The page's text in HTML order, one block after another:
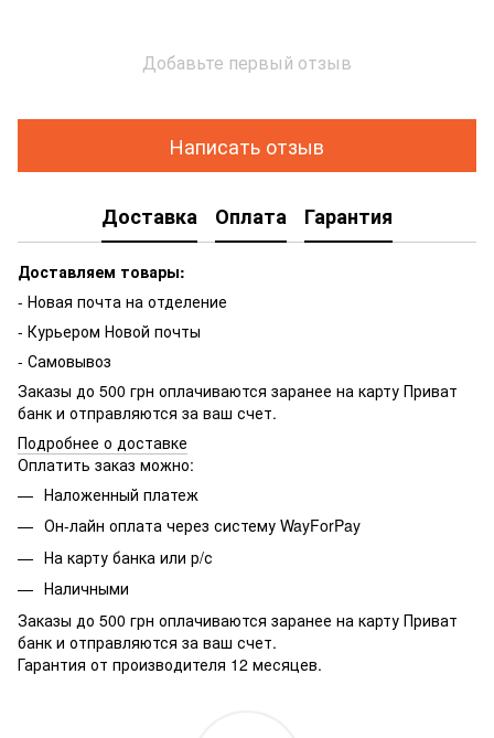
Добавьте первый отзыв
Написать отзыв
Доставка Оплата Гарантия
Доставляем товары:
- Новая почта на отделение
- Курьером Новой почты
- Самовывоз
Заказы до 500 грн оплачиваются заранее на карту Приват
банк и отправляются за ваш счет.
Подробнее о доставке
Оплатить заказ можно:
Наложенный платеж
Он-лайн оплата через систему WayForPay
На карту банка или р/с
Наличными
Заказы до 500 грн оплачиваются заранее на карту Приват
банк и отправляются за ваш счет.
Гарантия от производителя 12 месяцев.